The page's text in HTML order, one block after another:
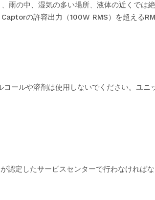
雨の中、湿気の多い場所、液体の近くでは
の許容出力（100W RMS）を超える
ールや溶剤は使用しないでください。ユ
認定したサービスセンターで行わなければ